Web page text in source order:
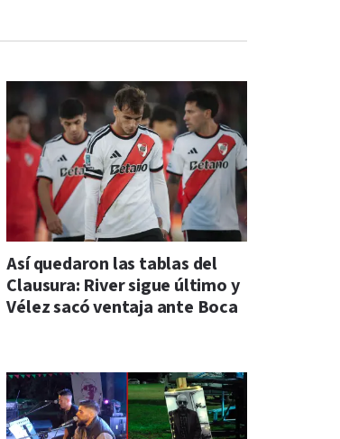
Así quedaron las tablas del
Clausura: River sigue último y
Vélez sacó ventaja ante Boca